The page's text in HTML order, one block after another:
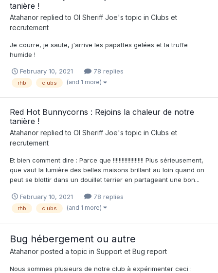
tanière !
Atahanor replied to Ol Sheriff Joe's topic in Clubs et
recrutement
Je courre, je saute, j'arrive les papattes gelées et la truffe
humide !
February 10, 2021 78 replies
rhb clubs (and 1 more)
Red Hot Bunnycorns : Rejoins la chaleur de notre
tanière !
Atahanor replied to Ol Sheriff Joe's topic in Clubs et
recrutement
Et bien comment dire : Parce que !!!!!!!!!!!!!!!!!!!!! Plus sérieusement,
que vaut la lumière des belles maisons brillant au loin quand on
peut se blottir dans un douillet terrier en partageant une bon...
February 10, 2021 78 replies
rhb clubs (and 1 more)
Bug hébergement ou autre
Atahanor posted a topic in Support et Bug report
Nous sommes plusieurs de notre club à expérimenter ceci :